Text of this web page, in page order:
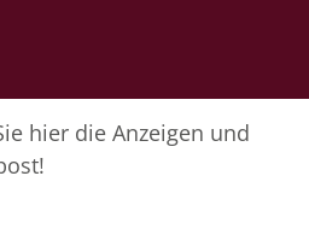
hier die Anzeigen und